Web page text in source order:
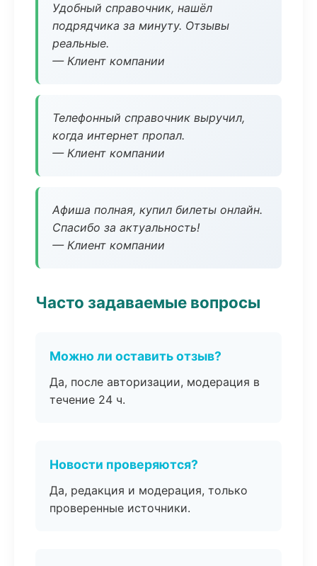
Удобный справочник, нашёл
подрядчика за минуту. Отзывы
реальные.
— Клиент компании
Телефонный справочник выручил,
когда интернет пропал.
— Клиент компании
Афиша полная, купил билеты онлайн.
Спасибо за актуальность!
— Клиент компании
Часто задаваемые вопросы
Можно ли оставить отзыв?
Да, после авторизации, модерация в
течение 24 ч.
Новости проверяются?
Да, редакция и модерация, только
проверенные источники.